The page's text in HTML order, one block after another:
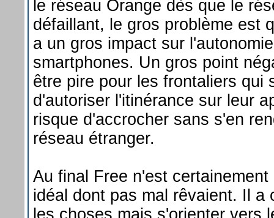
le réseau Orange dès que le
défaillant, le gros problème est
a un gros impact sur
smartphones. Un gros point
être pire pour les frontaliers qui
d'autoriser l'itinérance sur leur
risque d'accrocher sans s'en
réseau étranger.
Au final Free n'est
idéal dont pas mal rêvaient. Il a
les choses mais s'orienter vers